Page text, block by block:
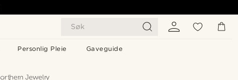
Søk
Personlig Pleie Gaveguide